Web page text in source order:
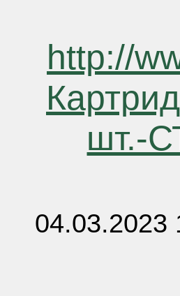
http://
шт.-
04.03.2023